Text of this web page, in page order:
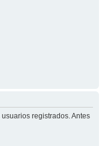
registrados. Antes